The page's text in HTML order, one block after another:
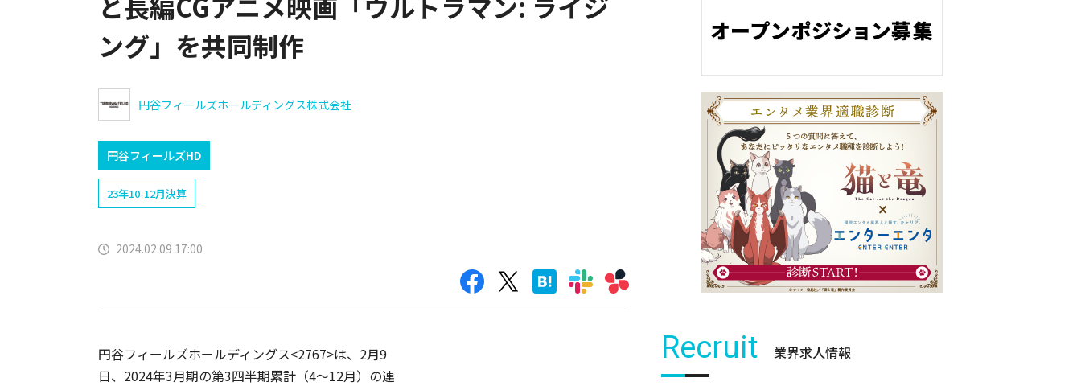
ング」を共同制作
円谷フィールズホールディングス株式会社
円谷フィールズHD
23年10-12月決算
2024.02.09 17:00
円谷フィールズホールディングス<2767>は、2月9
日、2024年3月期の第3四半期累計（4～12月）の連
Recruit 業界求人情報